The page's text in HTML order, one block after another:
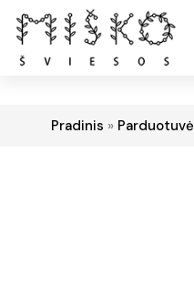
Pradinis » Parduotuvė